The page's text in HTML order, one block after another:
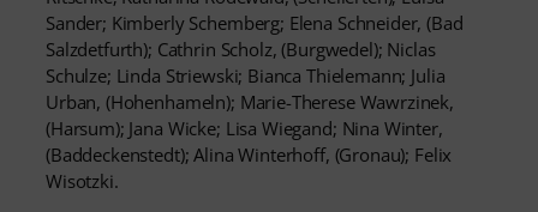
Sander; Kimberly Schemberg; Elena Schneider, (Bad
Salzdetfurth); Cathrin Scholz, (Burgwedel); Niclas
Schulze; Linda Striewski; Bianca Thielemann; Julia
Urban, (Hohenhameln); Marie-Therese Wawrzinek,
(Harsum); Jana Wicke; Lisa Wiegand; Nina Winter,
(Baddeckenstedt); Alina Winterhoff, (Gronau); Felix
Wisotzki.